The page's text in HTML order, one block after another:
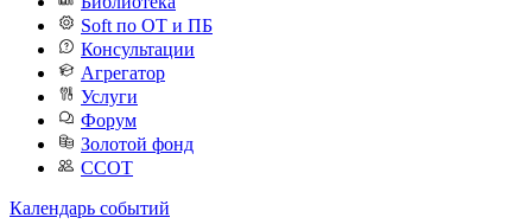
Soft по ОТ и ПБ
Консультации
Агрегатор
Услуги
Форум
Золотой фонд
ССОТ
Календарь событий